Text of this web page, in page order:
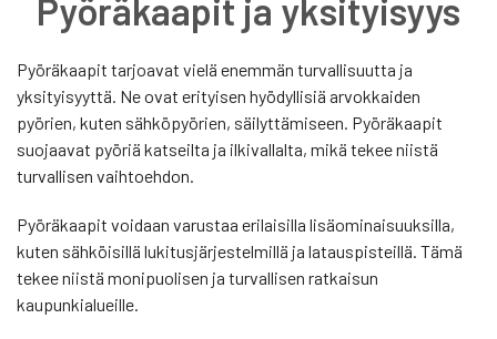
Pyöräkaapit ja yksityisyys
Pyöräkaapit tarjoavat vielä enemmän turvallisuutta ja
yksityisyyttä. Ne ovat erityisen hyödyllisiä arvokkaiden
pyörien, kuten sähköpyörien, säilyttämiseen. Pyöräkaapit
suojaavat pyöriä katseilta ja ilkivallalta, mikä tekee niistä
turvallisen vaihtoehdon.
Pyöräkaapit voidaan varustaa erilaisilla lisäominaisuuksilla,
kuten sähköisillä lukitusjärjestelmillä ja latauspisteillä. Tämä
tekee niistä monipuolisen ja turvallisen ratkaisun
kaupunkialueille.